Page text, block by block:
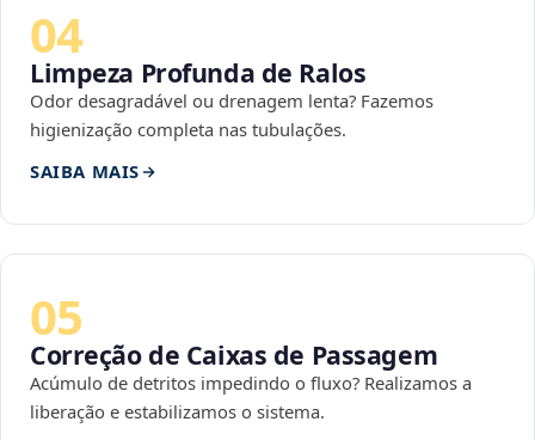
04
Limpeza Profunda de Ralos
Odor desagradável ou drenagem lenta? Fazemos
higienização completa nas tubulações.
SAIBA MAIS
05
Correção de Caixas de Passagem
Acúmulo de detritos impedindo o fluxo? Realizamos a
liberação e estabilizamos o sistema.